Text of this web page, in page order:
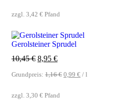
zzgl. 3,42 € Pfand
Gerolsteiner Sprudel
10,45€ 8,95 €
Grundpreis: 1,16€ 0,99 € / l
zzgl. 3,30 € Pfand